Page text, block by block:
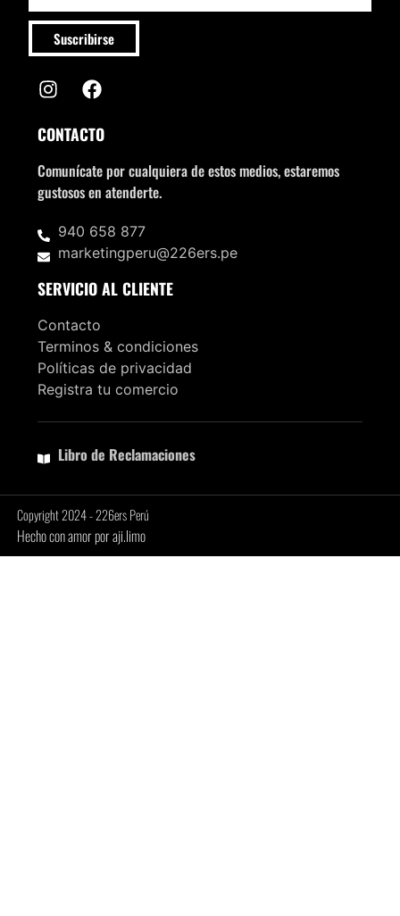
Suscribirse
CONTACTO
Comunícate por cualquiera de estos medios, estaremos
gustosos en atenderte.
940 658 877
marketingperu@226ers.pe
SERVICIO AL CLIENTE
Contacto
Terminos & condiciones
Políticas de privacidad
Registra tu comercio
Libro de Reclamaciones
Copyright 2024 - 226ers Perú
Hecho con amor por aji.limo